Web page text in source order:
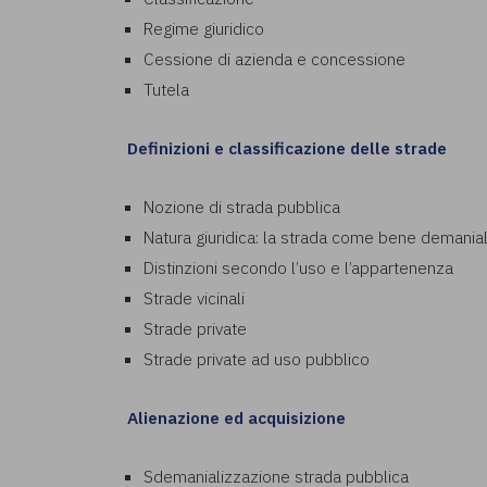
Regime giuridico
Cessione di azienda e concessione
Tutela
Definizioni e classificazione delle strade
Nozione di strada pubblica
Natura giuridica: la strada come bene
Distinzioni secondo l’uso e l’appartenenza
Strade vicinali
Strade private
Strade private ad uso pubblico
Alienazione ed acquisizione
Sdemanializzazione strada pubblica